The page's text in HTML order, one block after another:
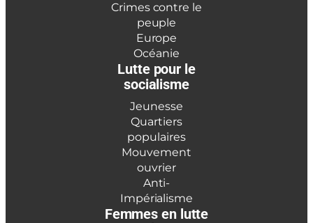
Crimes contre le
peuple
Europe
Océanie
Lutte pour le
socialisme
Jeunesse
Quartiers
populaires
Mouvement
ouvrier
Anti-
Impérialisme
Femmes en lutte